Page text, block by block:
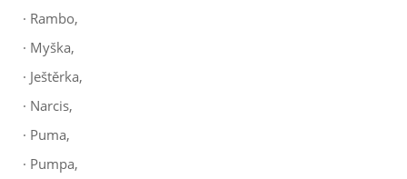
· Rambo,
· Myška,
· Ještěrka,
· Narcis,
· Puma,
· Pumpa,